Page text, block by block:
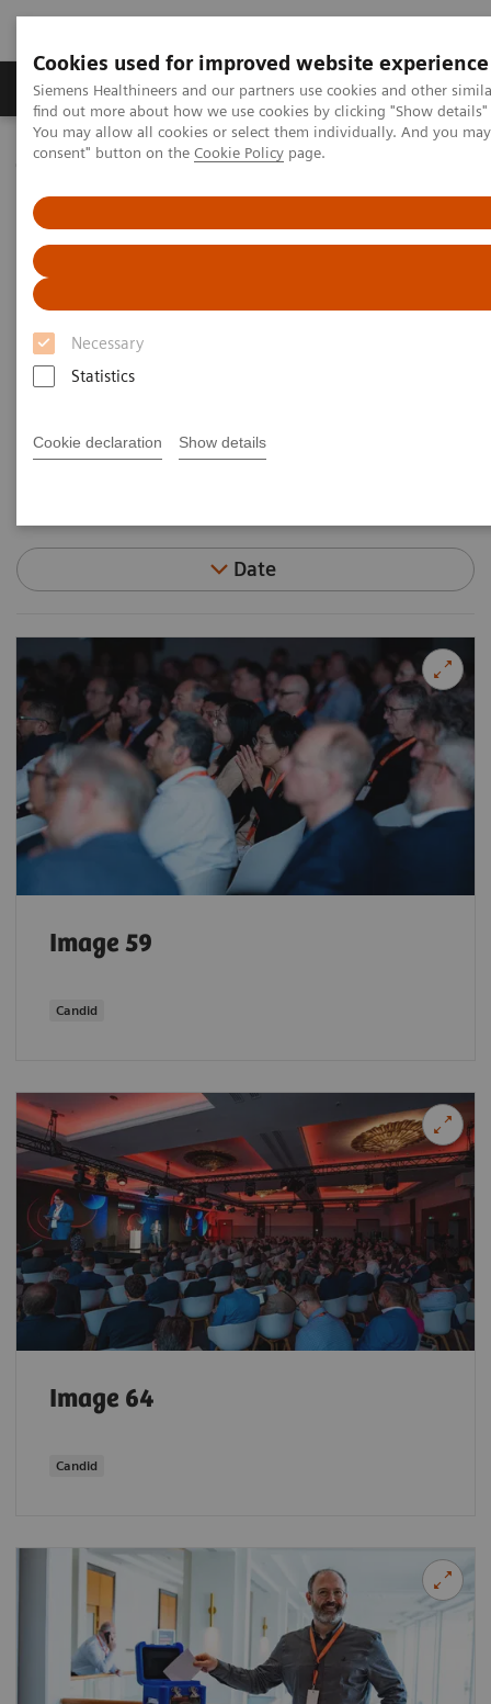
Cookies used for improved website experience
Siemens Healthineers and our partners use cookies and other
find out more about how we use cookies by clicking "Show
You may allow all cookies or select them individually. And you
consent" button on the Cookie Policy page.
Necessary
Statistics
Cookie declaration Show details
Продукція та сервіси Клінічні галузі
Домашня
Медична візуалізація
MI World Summit 2026
Moments
Date
Image 59
Candid
Image 64
Candid